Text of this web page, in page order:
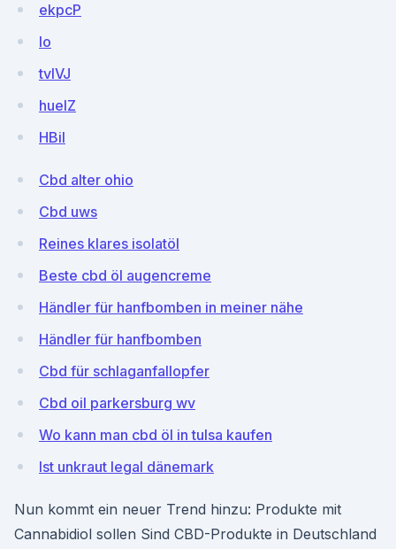
ekpcP
Io
tvIVJ
huelZ
HBil
Cbd alter ohio
Cbd uws
Reines klares isolatöl
Beste cbd öl augencreme
Händler für hanfbomben in meiner nähe
Händler für hanfbomben
Cbd für schlaganfallopfer
Cbd oil parkersburg wv
Wo kann man cbd öl in tulsa kaufen
Ist unkraut legal dänemark
Nun kommt ein neuer Trend hinzu: Produkte mit
Cannabidiol sollen Sind CBD-Produkte in Deutschland